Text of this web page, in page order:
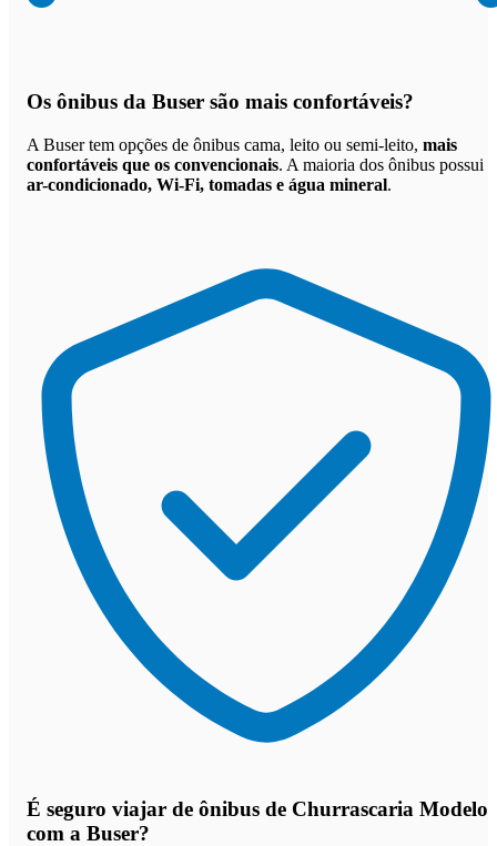
Os ônibus da Buser são mais confortáveis?
A Buser tem opções de ônibus cama, leito ou semi-leito, mais
confortáveis que os convencionais. A maioria dos ônibus possui
ar-condicionado, Wi-Fi, tomadas e água mineral.
É seguro viajar de ônibus de Churrascaria Modelo
com a Buser?